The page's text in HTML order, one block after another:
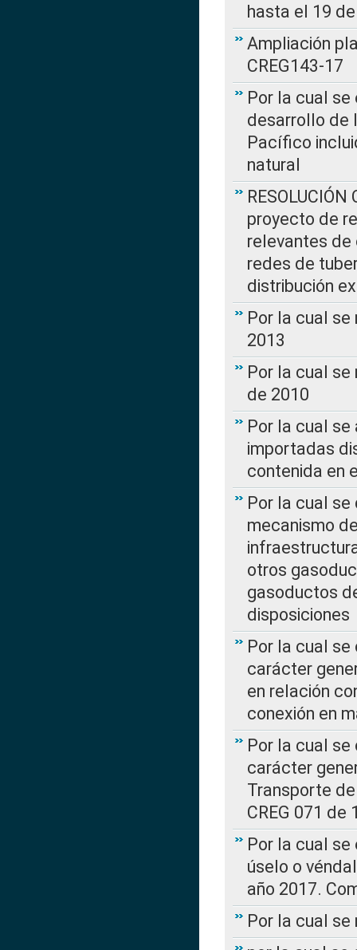
hasta el 19
Ampliación
CREG143-17
Por la cual
desarrollo de
Pacífico
natural
proyecto de
relevantes de
redes de
distribución
Por la cual se
2013
Por la cual se
de 2010
Por la cual
importadas
contenida en
Por la cual se
mecanismo
otros
gasoductos
disposiciones
Por la cual
carácter
en relación
conexión en
Por la cual
carácter
Transporte
CREG 071 de
Por la cual
úselo o
año 2017.
Por la cual se